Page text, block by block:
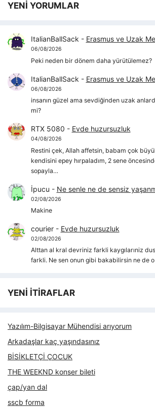
YENİ YORUMLAR
ItalianBallSack - Erasmus ve Uzak
06/08/2026
Peki neden bir dönem daha yürütülemez?
ItalianBallSack - Erasmus ve Uzak
06/08/2026
insanın güzel ama sevdiğinden uzak
mi?
RTX 5080 - Evde huzursuzluk
04/08/2026
Restini çek, Allah affetsin, babam çok
kendisini epey hırpaladım, 2 sene
sopayla…
İpucu - Ne senle ne de sensiz
02/08/2026
Makine
courier- Evde huzursuzluk
02/08/2026
Alttan al kral devriniz farkli kaygılarıniz
farkli. Ne sen onun gibi bakabilirsin ne de
YENİ İTİRAFLAR
Yazılım-Bilgisayar Mühendisi arıyorum
Arkadaşlar kaç yaşındasınız
BİSİKLETÇİ ÇOCUK
THE WEEKND konser bileti
çap/yan dal
sscb forma